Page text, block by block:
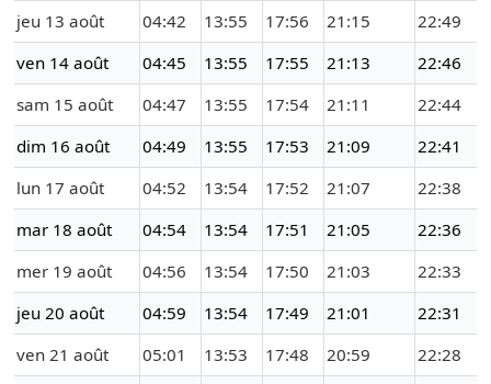
jeu 13 août
04:42 13:55 17:56 21:15
22:49
ven 14 août
04:45 13:55 17:55 21:13
22:46
sam 15 août
04:47 13:55 17:54 21:11
22:44
dim 16 août
04:49 13:55 17:53 21:09
22:41
lun 17 août
04:52 13:54 17:52 21:07
22:38
mar 18 août
04:54 13:54 17:51 21:05
22:36
mer 19 août
04:56 13:54 17:50 21:03
22:33
jeu 20 août
04:59 13:54 17:49 21:01
22:31
ven 21 août
05:01 13:53 17:48 20:59
22:28